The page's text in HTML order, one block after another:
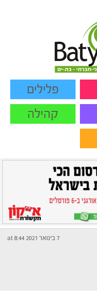
פלילים
קהילה
7 בינואר 2021 at 8:44